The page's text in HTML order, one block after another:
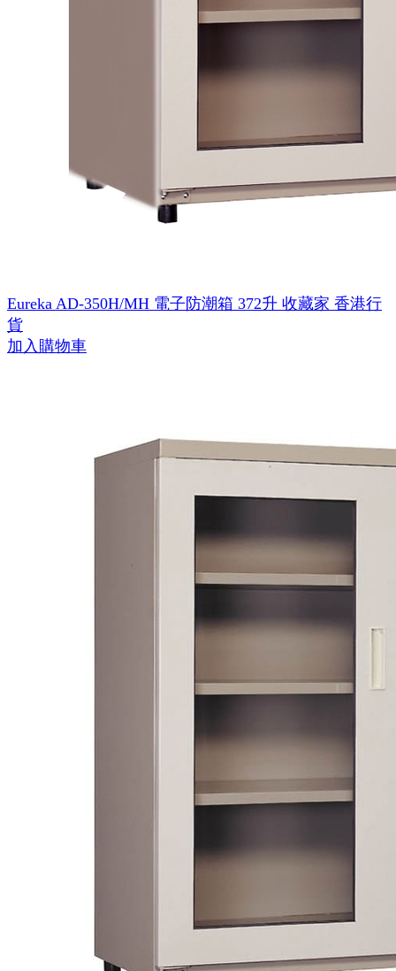
Eureka AD-350H/MH 電子防潮箱 372升 收藏家 香港行
貨
加入購物車